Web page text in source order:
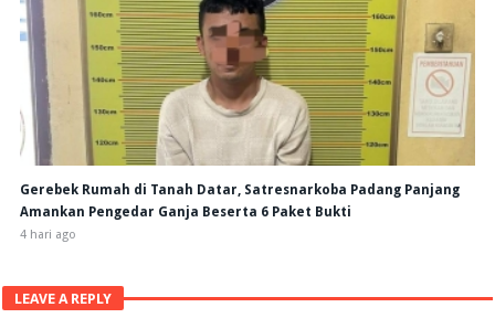
Gerebek Rumah di Tanah Datar, Satresnarkoba Padang Panjang
Amankan Pengedar Ganja Beserta 6 Paket Bukti
4 hari ago
LEAVE A REPLY